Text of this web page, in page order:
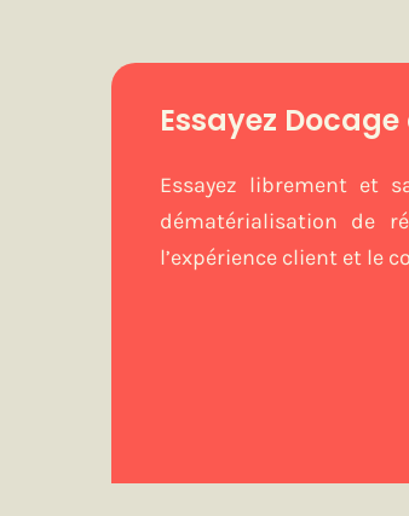
Essayez
Essayez librement et
dématérialisation de
l’expérience client et le